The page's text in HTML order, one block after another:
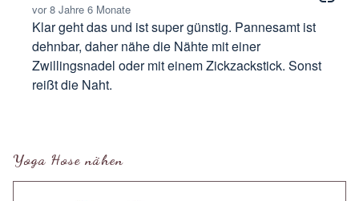
vor 8 Jahre 6 Monate
Klar geht das und ist super günstig. Pannesamt ist
dehnbar, daher nähe die Nähte mit einer
Zwillingsnadel oder mit einem Zickzackstick. Sonst
reißt die Naht.
Yoga Hose nähen